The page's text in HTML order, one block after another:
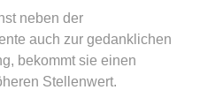
neben der
auch zur gedanklichen
bekommt sie einen
Stellenwert.